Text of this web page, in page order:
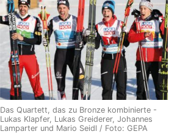
Das Quartett, das zu Bronze kombinierte -
Lukas Klapfer, Lukas Greiderer, Johannes
Lamparter und Mario Seidl / Foto: GEPA